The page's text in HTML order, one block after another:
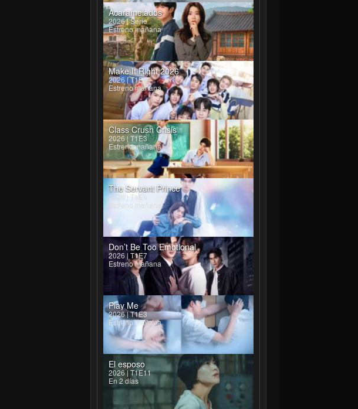
Acaramelados
2026 | Serie
Estreno mañana
Make It Right 2026
2026 | T1E4
Estreno mañana
Class Crush Crisis
2026 | T1E3
Estreno mañana
The Servant Prince
2026 | T1E6
Estreno mañana
Don’t Be Too Emotional
2026 | T1E7
Estreno mañana
Play Me
2026 | T1E3
Estreno mañana
El esposo
2026 | T1E11
En 2 días